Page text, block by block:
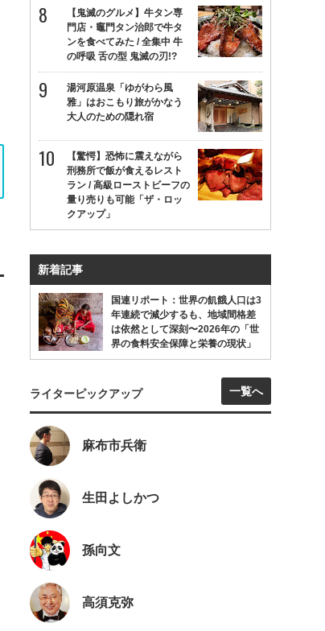
【鬼滅のグルメ】牛タン専
門店・竈門タン治郎で牛タ
ンを食べてみた / 全集中 牛
の呼吸 舌の型 鬼滅の刃!?
湯河原温泉「ゆがわら風
雅」はおこもり旅がかなう
大人のための隠れ宿
【驚愕】恐怖に震えながら
刑務所で飯が食えるレスト
ラン / 高級ローストビーフの
量り売りも可能「ザ・ロッ
クアップ」
新着記事
国連リポート：世界の飢餓人口は3
年連続で減少するも、地域間格差
は依然として深刻〜2026年の「世
界の食料安全保障と栄養の現状」
ライターピックアップ 一覧へ
麻布市兵衛
生田よしかつ
孫向文
高須克弥